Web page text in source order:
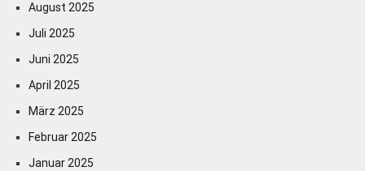
August 2025
Juli 2025
Juni 2025
April 2025
März 2025
Februar 2025
Januar 2025